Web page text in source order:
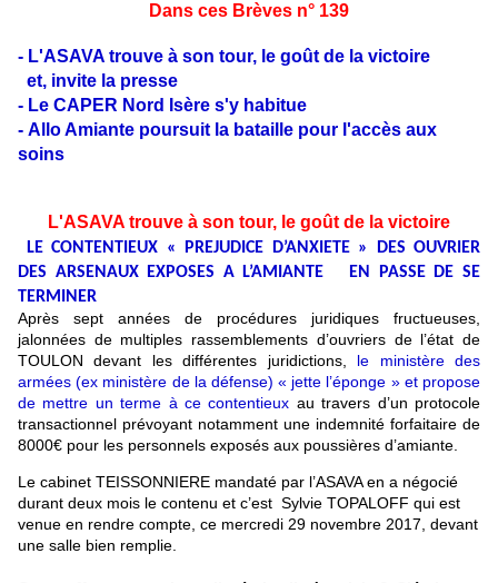
Dans ces Brèves n° 139
- L'ASAVA trouve à son tour, le goût de la victoire
et, invite la presse
- Le CAPER Nord Isère s'y habitue
- Allo Amiante poursuit la bataille pour l'accès aux
soins
L'ASAVA trouve à son tour, le goût de la victoire
LE CONTENTIEUX « PREJUDICE D’ANXIETE » DES OUVRIER
DES ARSENAUX EXPOSES A L’AMIANTE
EN PASSE DE SE
TERMINER
Après sept années de procédures juridiques fructueuses,
jalonnées de multiples rassemblements d’ouvriers de l’état de
TOULON devant les différentes juridictions, le ministère des
armées (ex ministère de la défense) « jette l’éponge » et propose
de mettre un terme à ce contentieux au travers d’un protocole
transactionnel prévoyant notamment une indemnité forfaitaire de
8000€ pour les personnels exposés aux poussières d’amiante.
Le cabinet TEISSONNIERE mandaté par l’ASAVA en a négocié
durant deux mois le contenu et c’est Sylvie TOPALOFF qui est
venue en rendre compte, ce mercredi 29 novembre 2017, devant
une salle bien remplie.